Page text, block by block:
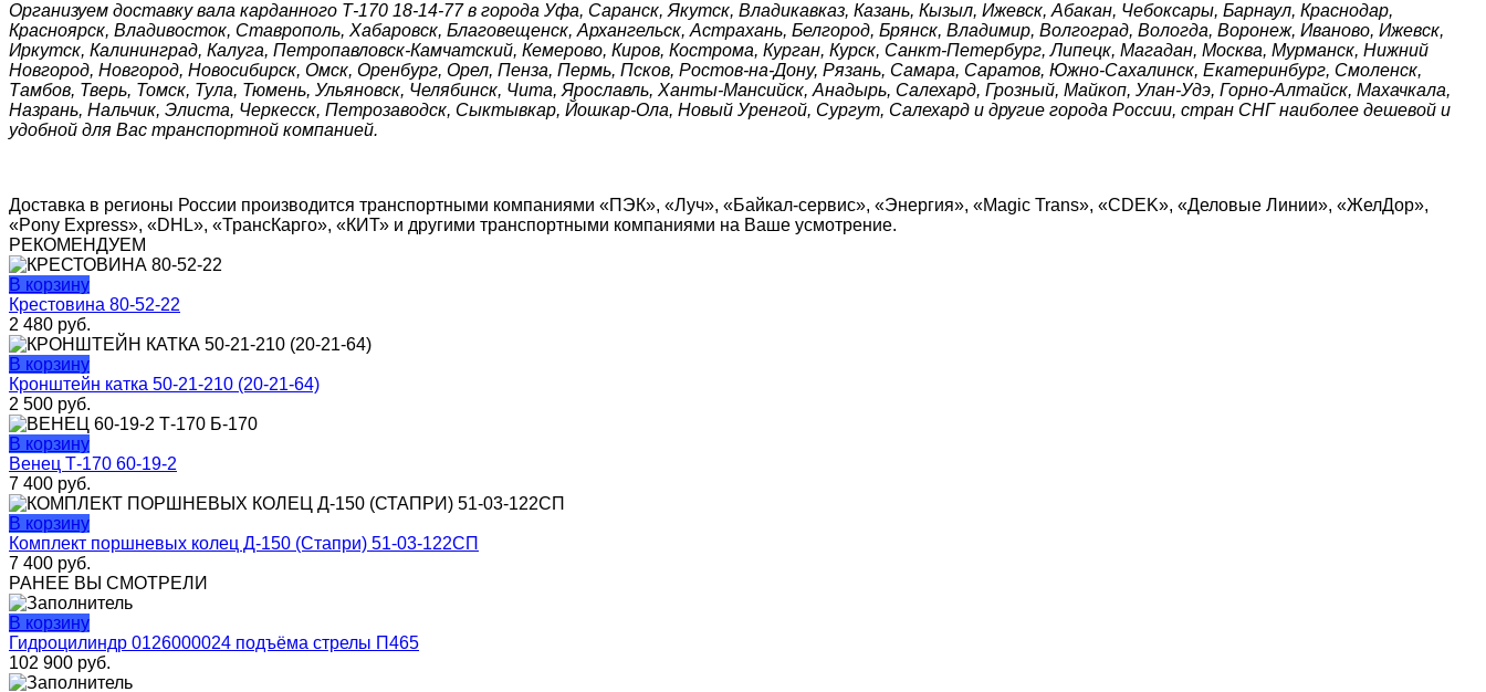
Организуем доставку вала карданного Т-170 18-14-77в города Уфа, Саранск, Якутск, Владикавказ, Казань, Кызыл, Ижевск, Абакан, Чебоксары, Барнаул, Краснодар,
Красноярск, Владивосток, Ставрополь, Хабаровск, Благовещенск, Архангельск, Астрахань, Белгород, Брянск, Владимир, Волгоград, Вологда, Воронеж, Иваново, Ижевск,
Иркутск, Калининград, Калуга, Петропавловск-Камчатский, Кемерово, Киров, Кострома, Курган, Курск, Санкт-Петербург, Липецк, Магадан, Москва, Мурманск, Нижний
Новгород, Новгород, Новосибирск, Омск, Оренбург, Орел, Пенза, Пермь, Псков, Ростов-на-Дону, Рязань, Самара, Саратов, Южно-Сахалинск, Екатеринбург, Смоленск,
Тамбов, Тверь, Томск, Тула, Тюмень, Ульяновск, Челябинск, Чита, Ярославль, Ханты-Мансийск, Анадырь, Салехард, Грозный, Майкоп, Улан-Удэ, Горно-Алтайск, Махачкала,
Назрань, Нальчик, Элиста, Черкесск, Петрозаводск, Сыктывкар, Йошкар-Ола, Новый Уренгой, Сургут, Салехард и другие города России, стран СНГ наиболее дешевой и
удобной для Вас транспортной компанией.
Доставка в регионы России производится транспортными компаниями «ПЭК», «Луч», «Байкал-сервис», «Энергия», «Magic Trans», «CDEK», «Деловые Линии», «ЖелДор»,
«Pony Express», «DHL», «ТрансКарго», «КИТ» и другими транспортными компаниями на Ваше усмотрение.
РЕКОМЕНДУЕМ
В корзину
Крестовина 80-52-22
2 480 руб.
В корзину
Кронштейн катка 50-21-210 (20-21-64)
2 500 руб.
В корзину
Венец Т-170 60-19-2
7 400 руб.
В корзину
Комплект поршневых колец Д-150 (Стапри) 51-03-122СП
7 400 руб.
РАНЕЕ ВЫ СМОТРЕЛИ
В корзину
Гидроцилиндр 0126000024 подъёма стрелы П465
102 900 руб.